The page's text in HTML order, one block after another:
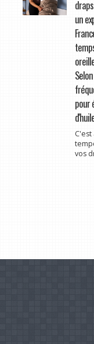
un
pour
vos